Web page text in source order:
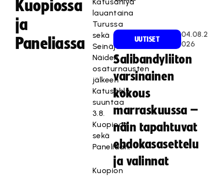
Kuopiossa
ja
Paneliassa
lauantaina
Turussa
sekä
Seinäjoella.
Näiden
osaturnausten
jälkeen
Katusähly
suuntaa
3.8.
Kuopioon
sekä
Paneliaan.
Kuopion
UUTISET
04.08.2
026
Salibandyliiton
varsinainen
kokous
marraskuussa –
näin tapahtuvat
ehdokasasettelu
ja valinnat